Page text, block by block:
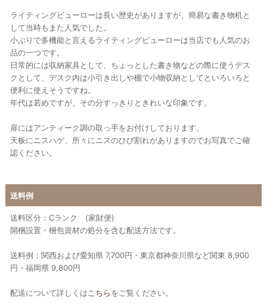
ライティングビューローは長い歴史がありますが、簡易な書き物机と
して当時もまた人気でした。
小ぶりで多機能と言えるライティングビューローは当店でも人気のお
品の一つです。
日常的には収納家具として、ちょっとした書き物などの際に使うデス
クとして、デスク内は小引き出しや棚で小物収納としてといろいろと
便利に使えそうですね。
年代は若めですが、その分すっきりときれいな印象です。
扉にはアンティーク調の取っ手をお付けしております。
天板にニスハゲ、所々にニスのひび割れがありますのでお写真でご確
認ください。
送料例
送料区分：Cランク (家財便)
開梱設置・梱包資材の処分を含む配送方法です。
送料例：関西および愛知県 7,700円・東京都神奈川県など関東 8,900
円・福岡県 9,800円
配送について詳しくは こちらをご覧ください。